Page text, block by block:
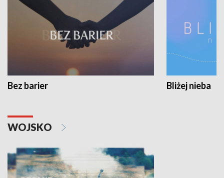
Bez barier Bliżej nieba
WOJSKO